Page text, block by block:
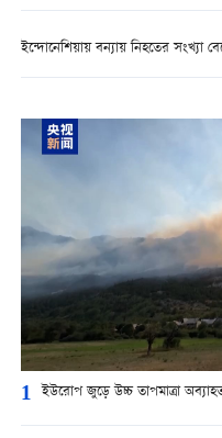
ইন্দোনেশিয়ায় বন্যায় নিহতের সংখ্যা
1 ইউরোপ জুড়ে উচ্চ তাপমাত্রা